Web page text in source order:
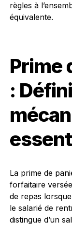
règles à
équivalente.
Prime
:
La prime de
forfaitaire
de repas
le salarié de
distingue d’un